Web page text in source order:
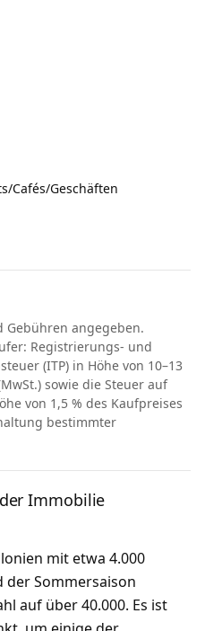
Cafés/Geschäften
Gebühren angegeben.
Registrierungs- und
(ITP) in Höhe von 10–13
sowie die Steuer auf
von 1,5 % des Kaufpreises
bestimmter
Immobilie
mit etwa 4.000
der Sommersaison
auf über 40.000. Es ist